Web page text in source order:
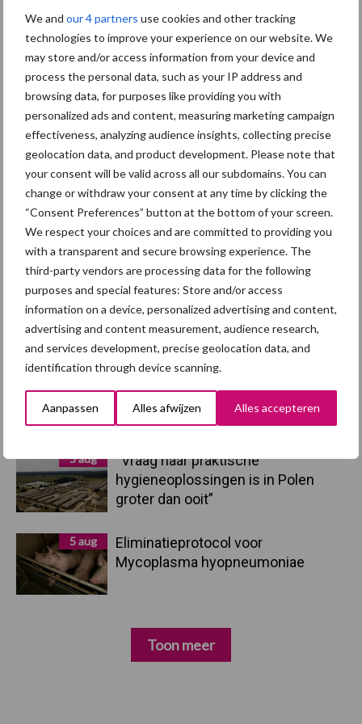
We and our 4 partners use cookies and other tracking
technologies to improve your experience on our website. We
may store and/or access information from your device and
process the personal data, such as your IP address and
browsing data, for purposes like providing you with
personalized ads and content, measuring marketing campaign
effectiveness, analyzing audience insights, collecting precise
geolocation data, and product development. Please note that
your consent will be valid across all our subdomains. You can
change or withdraw your consent at any time by clicking the
“Consent Preferences” button at the bottom of your screen.
We respect your choices and are committed to providing you
with a transparent and secure browsing experience. The
third-party vendors are processing data for the following
purposes and special features: Store and/or access
information on a device, personalized advertising and content,
advertising and content measurement, audience research,
and services development, precise geolocation data, and
identification through device scanning.
Aanpassen Alles afwijzen Alles accepteren
Primaire
Sidebar
Recent nieuws Partner nieuws
Dierenwelzijn voerde 292 controles
uit op veebedrijven:
standaardcontroles blijven
onaangekondigd
7 aug
Britse varkenssector vreest
afzetcrisis in het najaar
kunnen we het voorkomen?
5 aug
“Vraag naar praktische
hygieneoplossingen is in Polen
groter dan ooit”
5 aug
Eliminatieprotocol voor
Mycoplasma hyopneumoniae
Toon meer
Toon meer